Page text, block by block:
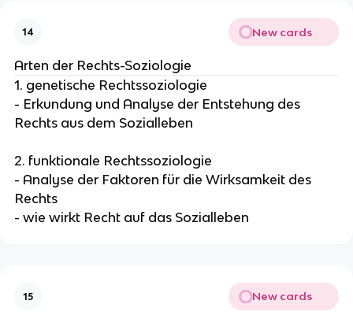
14 New cards
Arten der Rechts-Soziologie
1. genetische Rechtssoziologie
- Erkundung und Analyse der Entstehung des
Rechts aus dem Sozialleben
2. funktionale Rechtssoziologie
- Analyse der Faktoren für die Wirksamkeit des
Rechts
- wie wirkt Recht auf das Sozialleben
15 New cards